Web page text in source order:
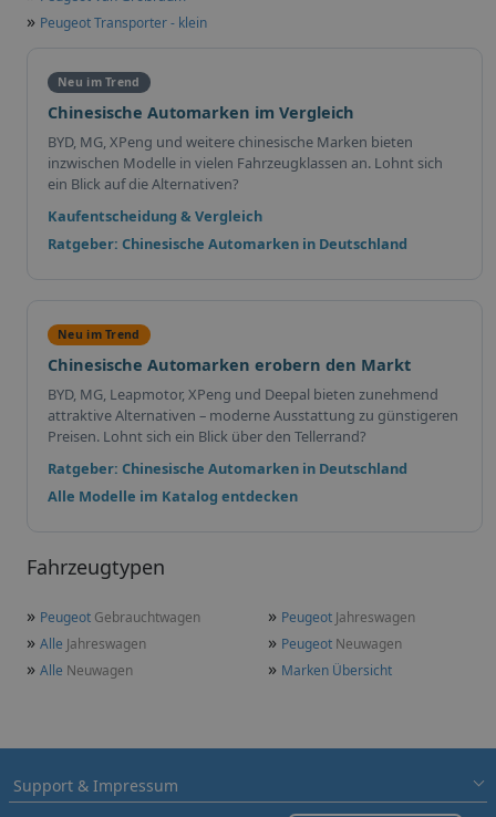
» Peugeot Transporter - klein
Neu im Trend
Chinesische Automarken im Vergleich
BYD, MG, XPeng und weitere chinesische Marken bieten
inzwischen Modelle in vielen Fahrzeugklassen an. Lohnt sich
ein Blick auf die Alternativen?
Kaufentscheidung & Vergleich
Ratgeber: Chinesische Automarken in Deutschland
Neu im Trend
Chinesische Automarken erobern den Markt
BYD, MG, Leapmotor, XPeng und Deepal bieten zunehmend
attraktive Alternativen – moderne Ausstattung zu günstigeren
Preisen. Lohnt sich ein Blick über den Tellerrand?
Ratgeber: Chinesische Automarken in Deutschland
Alle Modelle im Katalog entdecken
Fahrzeugtypen
» Peugeot Gebrauchtwagen » Peugeot Jahreswagen
» Alle Jahreswagen » Peugeot Neuwagen
» Alle Neuwagen » Marken Übersicht
Support & Impressum